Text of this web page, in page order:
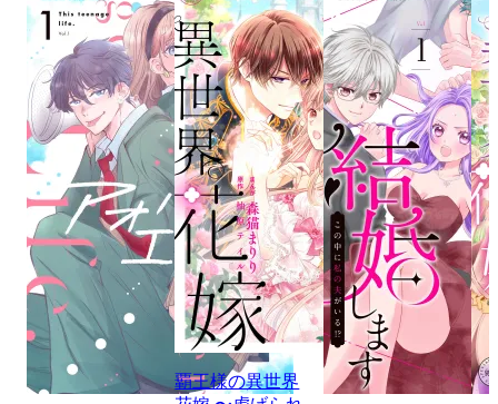
覇王様の異世界